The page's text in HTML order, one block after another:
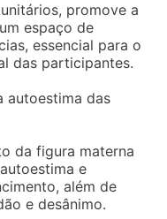
promove a
espaço de
essencial para o
das participantes.
autoestima das
da figura materna
e
além de
e desânimo.